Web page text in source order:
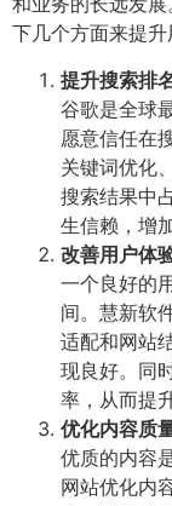
下几个方面来提升
提升搜索排
谷歌是全球
愿意信任在
关键词优化
搜索结果中
生信赖，增
改善用户体
一个良好的
间。慧新软
适配和网站
现良好。同
率，从而提
优化内容质
优质的内容
网站优化内